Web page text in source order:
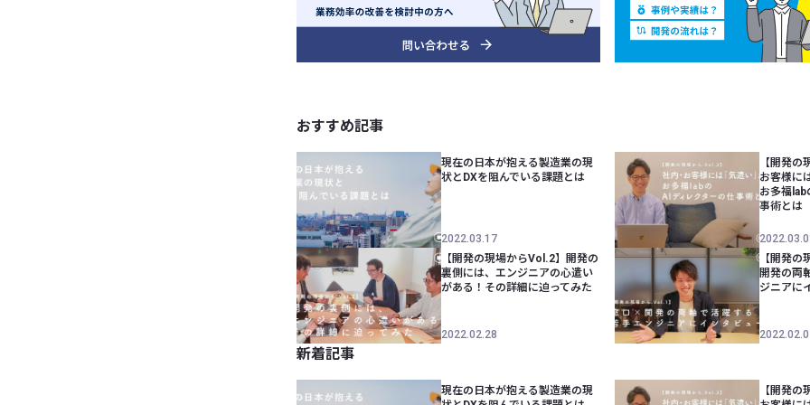
おすすめ記事
現在の日本が抱える製造業の現
状とDXを阻んでいる課題とは
2022.03.17
【開発
お客様に
お多福lab
事術とは
【開発の現場からVol.2】開発の
裏側には、エンジニアの心遣い
がある！その詳細に迫ってみた
2022.02.28
【開発
開発の両
ジニアに
新着記事
現在の日本が抱える製造業の現
【開発